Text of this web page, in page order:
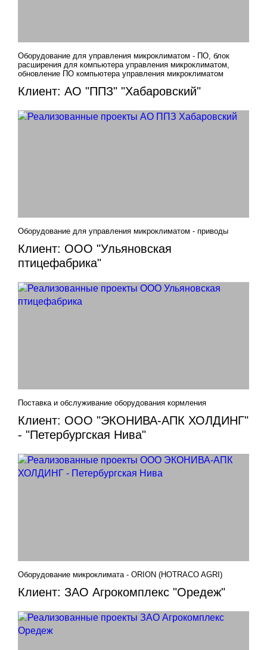
Клиент: АО "ППЗ" "Хабаровский"
Оборудование для управления микроклиматом - ПО, блок
расширения для компьютера управления микроклиматом,
обновление ПО компьютера управления микроклиматом
Клиент: ООО "Ульяновская
птицефабрика"
Оборудование для управления микроклиматом - приводы
Клиент: ООО "ЭКОНИВА-АПК ХОЛДИНГ"
- "Петербургская Нива"
Поставка и обслуживание оборудования кормления
Клиент: ЗАО Агрокомплекс "Оредеж"
Оборудование микроклимата - ORION (HOTRACO AGRI)